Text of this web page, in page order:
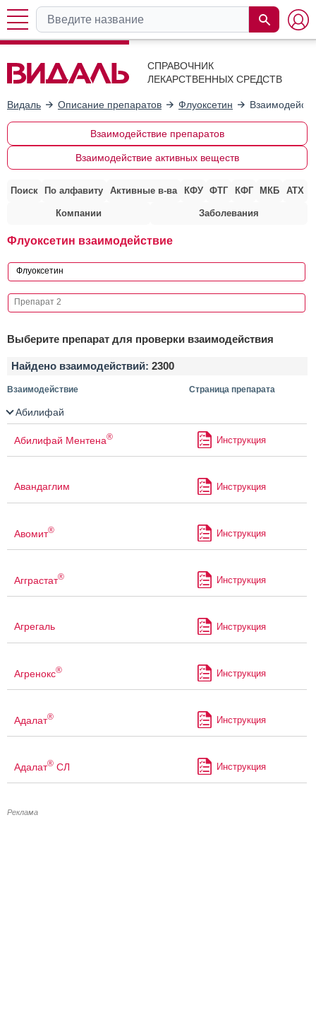
СПРАВОЧНИК
ЛЕКАРСТВЕННЫХ СРЕДСТВ
Видаль Описание препаратов Флуоксетин
Взаимодействие препаратов
Взаимодействие активных веществ
Поиск По алфавиту Активные в-ва КФУ ФТГ КФГ МКБ АТХ
Компании Заболевания
Флуоксетин взаимодействие
Выберите препарат для проверки взаимодействия
Найдено взаимодействий: 2300
Взаимодействие Страница препарата
Абилифай
Абилифай Ментена® Инструкция
Авандаглим Инструкция
Авомит® Инструкция
Агграстат® Инструкция
Агрегаль Инструкция
Агренокс® Инструкция
Адалат® Инструкция
Адалат® СЛ Инструкция
Реклама